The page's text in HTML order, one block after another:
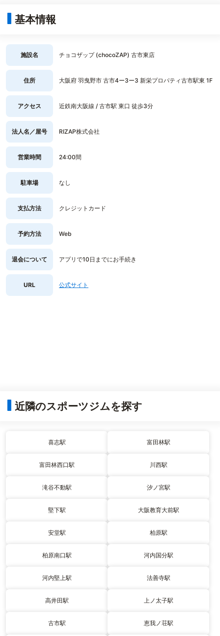
基本情報
施設名 チョコザップ (chocoZAP) 古市東店
住所 大阪府 羽曳野市 古市4ー3ー3 新栄プロパティ古市駅東 1F
アクセス 近鉄南大阪線 / 古市駅 東口 徒歩3分
法人名／屋号 RIZAP株式会社
営業時間 24:00間
駐車場 なし
支払方法 クレジットカード
予約方法 Web
退会について アプリで10日までにお手続き
URL 公式サイト
近隣のスポーツジムを探す
喜志駅 富田林駅
富田林西口駅 川西駅
滝谷不動駅 汐ノ宮駅
堅下駅 大阪教育大前駅
安堂駅 柏原駅
柏原南口駅 河内国分駅
河内堅上駅 法善寺駅
高井田駅 上ノ太子駅
古市駅 恵我ノ荘駅